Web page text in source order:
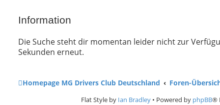
h
Information
Die Suche steht dir momentan leider nicht zur
Sekunden erneut.
Homepage MG Drivers Club Deutschland Foren-
Flat Style by Ian Bradley • Powered by phpBB®